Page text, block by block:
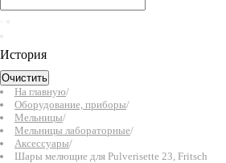
История
Очистить
На главную/
Оборудование, приборы/
Мельницы/
Мельницы лабораторные/
Аксессуары/
Шары мелющие для Pulverisette 23, Fritsch